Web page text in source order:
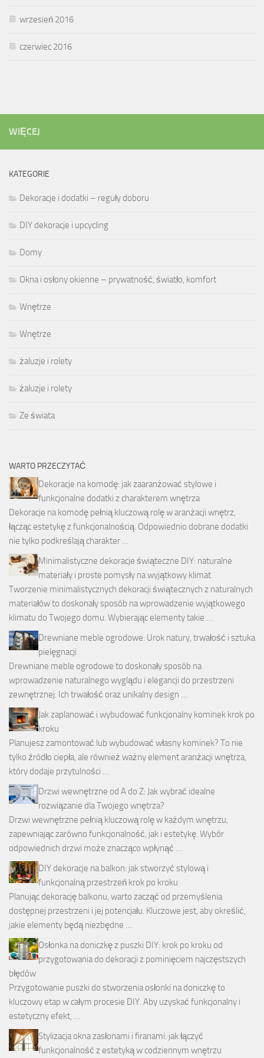
wrzesień 2016
czerwiec 2016
WIĘCEJ
KATEGORIE
Dekoracje i dodatki – reguły doboru
DIY dekoracje i upcycling
Domy
Okna i osłony okienne – prywatność, światło, komfort
Wnętrze
Wnętrze
żaluzje i rolety
żaluzje i rolety
Ze świata
WARTO PRZECZYTAĆ
Dekoracje na komodę: jak zaaranżować stylowe i
funkcjonalne dodatki z charakterem wnętrza
Dekoracje na komodę pełnią kluczową rolę w aranżacji wnętrz,
łącząc estetykę z funkcjonalnością. Odpowiednio dobrane dodatki
nie tylko podkreślają charakter …
Minimalistyczne dekoracje świąteczne DIY: naturalne
materiały i proste pomysły na wyjątkowy klimat
Tworzenie minimalistycznych dekoracji świątecznych z naturalnych
materiałów to doskonały sposób na wprowadzenie wyjątkowego
klimatu do Twojego domu. Wybierając elementy takie …
Drewniane meble ogrodowe: Urok natury, trwałość i sztuka
pielęgnacji
Drewniane meble ogrodowe to doskonały sposób na
wprowadzenie naturalnego wyglądu i elegancji do przestrzeni
zewnętrznej. Ich trwałość oraz unikalny design …
Jak zaplanować i wybudować funkcjonalny kominek krok po
kroku
Planujesz zamontować lub wybudować własny kominek? To nie
tylko źródło ciepła, ale również ważny element aranżacji wnętrza,
który dodaje przytulności …
Drzwi wewnętrzne od A do Z: Jak wybrać idealne
rozwiązanie dla Twojego wnętrza?
Drzwi wewnętrzne pełnią kluczową rolę w każdym wnętrzu,
zapewniając zarówno funkcjonalność, jak i estetykę. Wybór
odpowiednich drzwi może znacząco wpłynąć …
DIY dekoracje na balkon: jak stworzyć stylową i
funkcjonalną przestrzeń krok po kroku
Planując dekorację balkonu, warto zacząć od przemyślenia
dostępnej przestrzeni i jej potencjału. Kluczowe jest, aby określić,
jakie elementy będą niezbędne …
Osłonka na doniczkę z puszki DIY: krok po kroku od
przygotowania do dekoracji z pominięciem najczęstszych
błędów
Przygotowanie puszki do stworzenia osłonki na doniczkę to
kluczowy etap w całym procesie DIY. Aby uzyskać funkcjonalny i
estetyczny efekt, …
Stylizacja okna zasłonami i firanami: jak łączyć
funkcjonalność z estetyką w codziennym wnętrzu